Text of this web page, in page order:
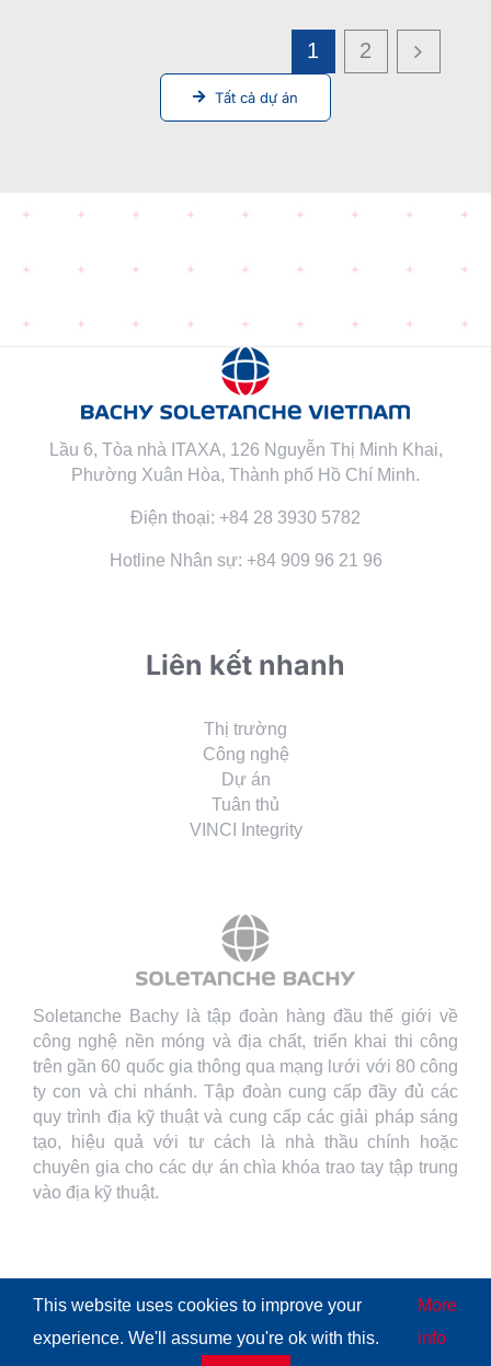
1 2
Tất cả dự án
Lầu 6, Tòa nhà ITAXA, 126 Nguyễn Thị Minh Khai,
Phường Xuân Hòa, Thành phố Hồ Chí Minh.
Điện thoại: +84 28 3930 5782
Hotline Nhân sự: +84 909 96 21 96
Liên kết nhanh
Thị trường
Công nghệ
Dự án
Tuân thủ
VINCI Integrity
Soletanche Bachy là tập đoàn hàng đầu thế giới về
công nghệ nền móng và địa chất, triển khai thi công
trên gần 60 quốc gia thông qua mạng lưới với 80 công
ty con và chi nhánh. Tập đoàn cung cấp đầy đủ các
quy trình địa kỹ thuật và cung cấp các giải pháp sáng
tạo, hiệu quả với tư cách là nhà thầu chính hoặc
chuyên gia cho các dự án chìa khóa trao tay tập trung
vào địa kỹ thuật.
© Copyright2026 | All Rights ReservedSoletanche Bachy|
Legal mentions |Cookies policy| Terms of use| Privacy
This website uses cookies to improve your
experience. We'll assume you're ok with this.
More
info